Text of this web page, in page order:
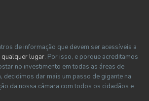
de informação que devem ser acessíveis a
qualquer lugar. Por isso, e porque acreditamos
no investimento em todas as áreas de
decidimos dar mais um passo de gigante na
da nossa câmara com todos os cidadãos e